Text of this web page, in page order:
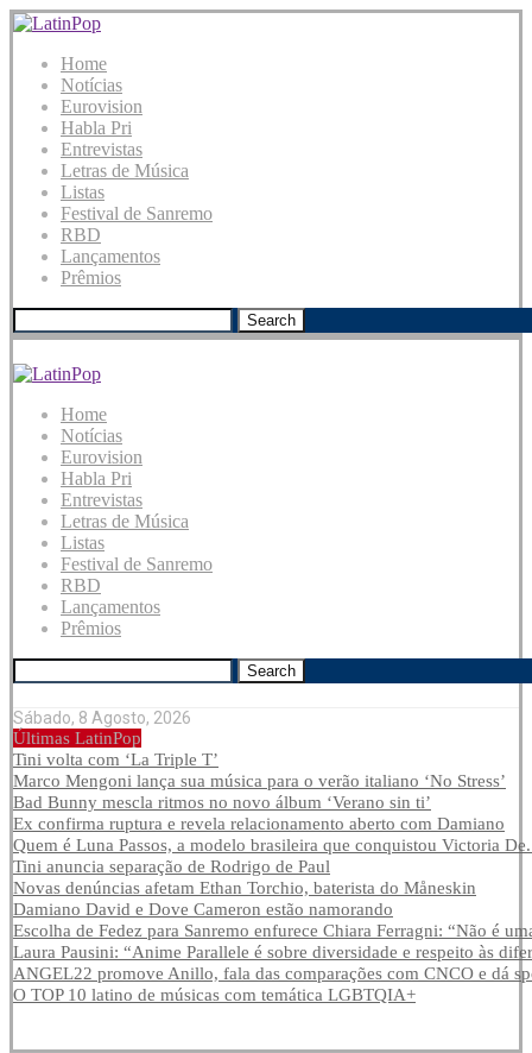
Home
Notícias
Eurovision
Habla Pri
Entrevistas
Letras de Música
Listas
Festival de Sanremo
RBD
Lançamentos
Prêmios
Search
Home
Notícias
Eurovision
Habla Pri
Entrevistas
Letras de Música
Listas
Festival de Sanremo
RBD
Lançamentos
Prêmios
Search
Sábado, 8 Agosto, 2026
Últimas LatinPop
Tini volta com ‘La Triple T’
Marco Mengoni lança sua música para o verão italiano ‘No Stress’
Bad Bunny mescla ritmos no novo álbum ‘Verano sin ti’
Ex confirma ruptura e revela relacionamento aberto com Damiano
Quem é Luna Passos, a modelo brasileira que conquistou Victoria
Tini anuncia separação de Rodrigo de Paul
Novas denúncias afetam Ethan Torchio, baterista do Måneskin
Damiano David e Dove Cameron estão namorando
Escolha de Fedez para Sanremo enfurece Chiara Ferragni: “Não é
Laura Pausini: “Anime Parallele é sobre diversidade e respeito às
ANGEL22 promove Anillo, fala das comparações com CNCO e dá
O TOP 10 latino de músicas com temática LGBTQIA+